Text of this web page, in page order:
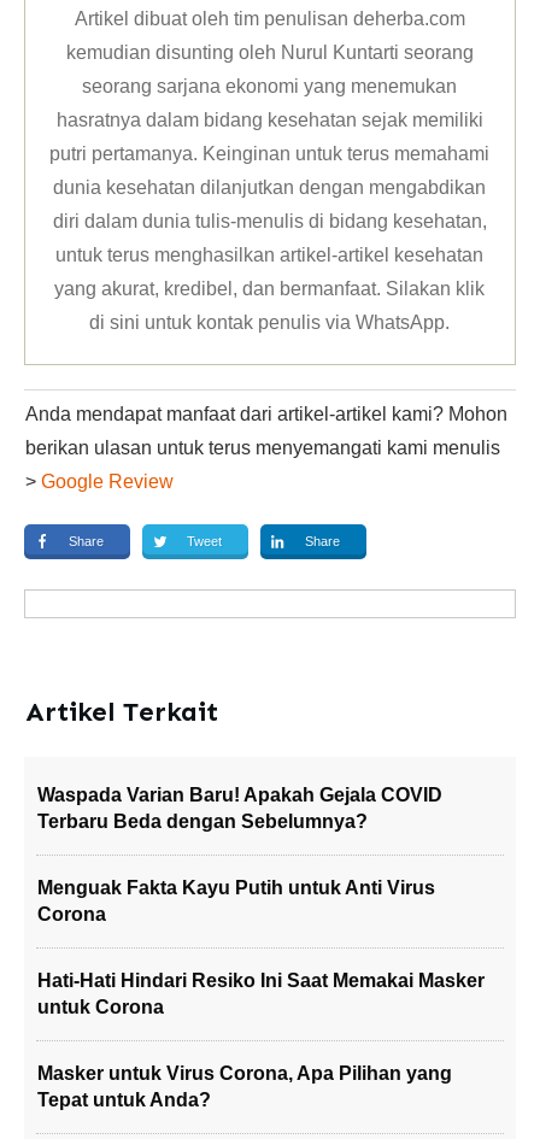
Artikel dibuat oleh tim penulisan deherba.com
kemudian disunting oleh Nurul Kuntarti seorang
seorang sarjana ekonomi yang menemukan
hasratnya dalam bidang kesehatan sejak memiliki
putri pertamanya. Keinginan untuk terus memahami
dunia kesehatan dilanjutkan dengan mengabdikan
diri dalam dunia tulis-menulis di bidang kesehatan,
untuk terus menghasilkan artikel-artikel kesehatan
yang akurat, kredibel, dan bermanfaat. Silakan klik
di sini untuk kontak penulis via WhatsApp.
Anda mendapat manfaat dari artikel-artikel kami? Mohon
berikan ulasan untuk terus menyemangati kami menulis
> Google Review
Share Tweet Share
Artikel Terkait
Waspada Varian Baru! Apakah Gejala COVID
Terbaru Beda dengan Sebelumnya?
Menguak Fakta Kayu Putih untuk Anti Virus
Corona
Hati-Hati Hindari Resiko Ini Saat Memakai Masker
untuk Corona
Masker untuk Virus Corona, Apa Pilihan yang
Tepat untuk Anda?